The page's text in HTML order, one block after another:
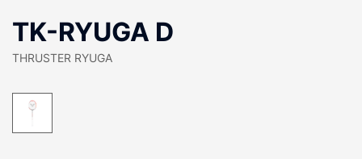
TK-RYUGA D
THRUSTER RYUGA